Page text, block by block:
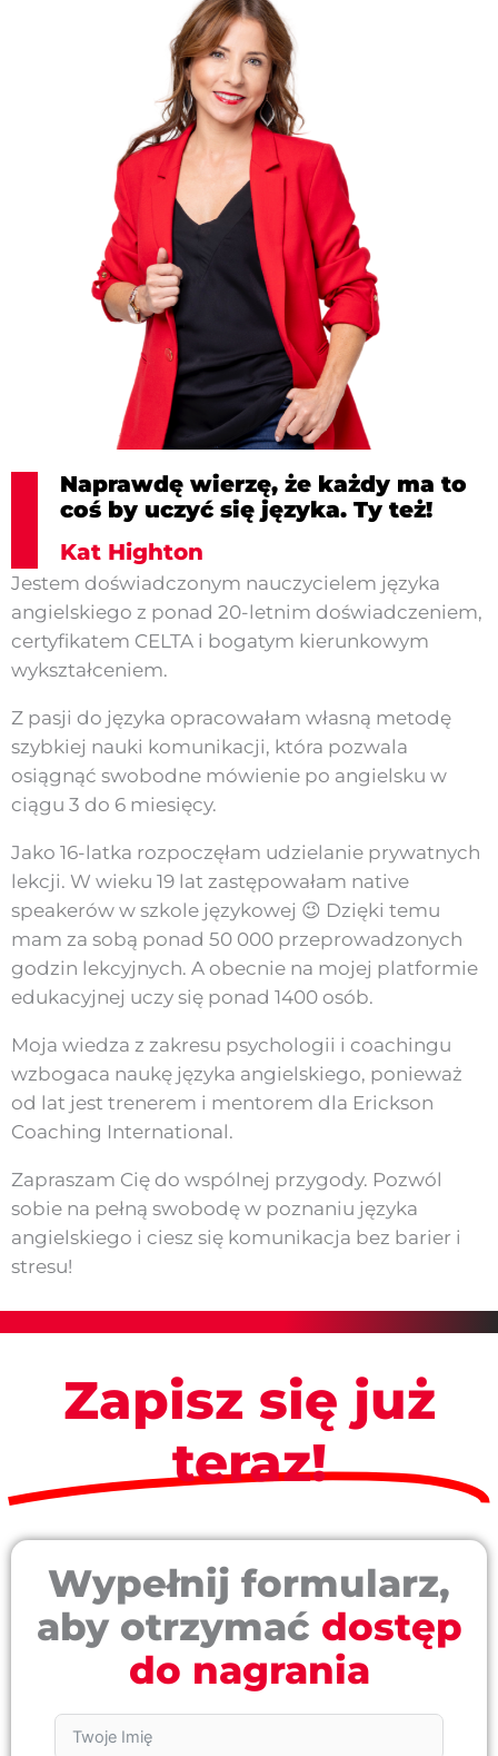
Naprawdę wierzę, że każdy ma to
coś by uczyć się języka. Ty też!
Kat Highton
Jestem doświadczonym nauczycielem języka
angielskiego z ponad 20-letnim doświadczeniem,
certyfikatem CELTA i bogatym kierunkowym
wykształceniem.
Z pasji do języka opracowałam własną metodę
szybkiej nauki komunikacji, która pozwala
osiągnąć swobodne mówienie po angielsku w
ciągu 3 do 6 miesięcy.
Jako 16-latka rozpoczęłam udzielanie prywatnych
lekcji. W wieku 19 lat zastępowałam native
speakerów w szkole językowej 😉 Dzięki temu
mam za sobą ponad 50 000 przeprowadzonych
godzin lekcyjnych. A obecnie na mojej platformie
edukacyjnej uczy się ponad 1400 osób.
Moja wiedza z zakresu psychologii i coachingu
wzbogaca naukę języka angielskiego, ponieważ
od lat jest trenerem i mentorem dla Erickson
Coaching International.
Zapraszam Cię do wspólnej przygody. Pozwól
sobie na pełną swobodę w poznaniu języka
angielskiego i ciesz się komunikacja bez barier i
stresu!
Zapisz się już
teraz!
Wypełnij formularz,
aby otrzymać dostęp
do nagrania